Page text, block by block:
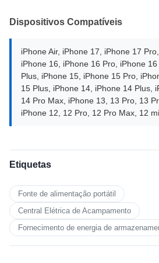
Dispositivos Compatíveis
iPhone Air, iPhone 17, iPhone 17
iPhone 16, iPhone 16 Pro, iPhone
Plus, iPhone 15, iPhone 15 Pro,
15 Plus, iPhone 14, iPhone 14 Plus,
14 Pro Max, iPhone 13, 13 Pro, 13
iPhone 12, 12 Pro, 12 Pro Max, 12
Etiquetas
Fonte de alimentação portátil
Central Elétrica de Acampamento
Fornecimento de energia de